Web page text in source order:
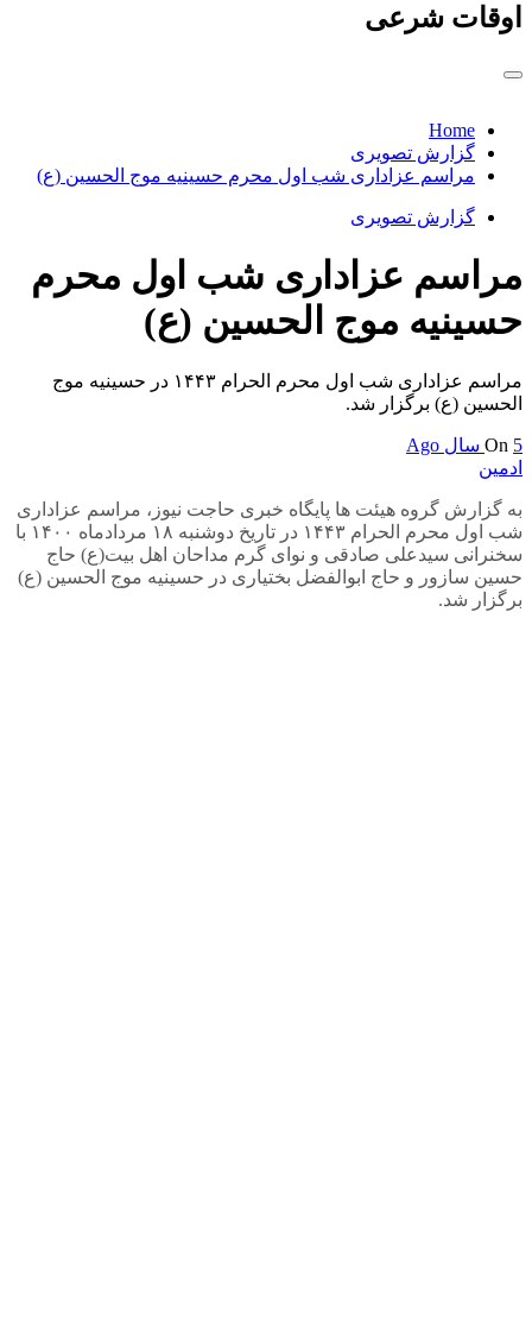
اوقات شرعی
Home
گزارش تصویری
مراسم عزاداری شب اول محرم حسینیه موج الحسین (ع)
گزارش تصویری
مراسم عزاداری شب اول محرم
حسینیه موج الحسین (ع)
مراسم عزاداری شب اول محرم الحرام ۱۴۴۳ در حسینیه موج
الحسین (ع) برگزار شد.
On 5 سال Ago
ادمین
به گزارش گروه هیئت ها پایگاه خبری حاجت نیوز، مراسم عزاداری
شب اول محرم الحرام ۱۴۴۳ در تاریخ دوشنبه ۱۸ مردادماه ۱۴۰۰ با
سخنرانی سیدعلی صادقی و نوای گرم مداحان اهل بیت(ع) حاج
حسین سازور و حاج ابوالفضل بختیاری در حسینیه موج الحسین (ع)
برگزار شد.